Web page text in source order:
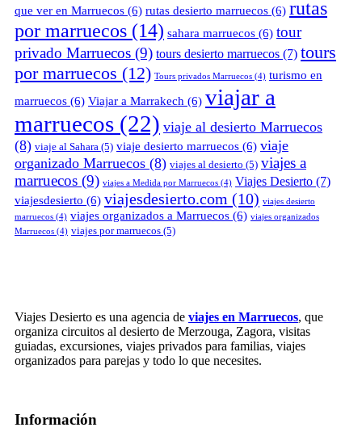
que ver en Marruecos (6) rutas desierto marruecos (6) rutas
por marruecos (14) sahara marruecos (6) tour
privado Marruecos (9) tours desierto marruecos (7) tours
por marruecos (12) Tours privados Marruecos (4) turismo en
marruecos (6) Viajar a Marrakech (6) viajar a
marruecos (22) viaje al desierto Marruecos
(8) viaje al Sahara (5) viaje desierto marruecos (6) viaje
organizado Marruecos (8) viajes al desierto (5) viajes a
marruecos (9) viajes a Medida por Marruecos (4) Viajes Desierto (7)
viajesdesierto (6) viajesdesierto.com (10) viajes desierto
marruecos (4) viajes organizados a Marruecos (6) viajes organizados
Marruecos (4) viajes por marruecos (5)
Viajes Desierto es una agencia de viajes en Marruecos, que
organiza circuitos al desierto de Merzouga, Zagora, visitas
guiadas, excursiones, viajes privados para familias, viajes
organizados para parejas y todo lo que necesites.
Información